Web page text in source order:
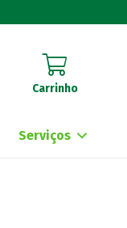
Carrinho
Serviços